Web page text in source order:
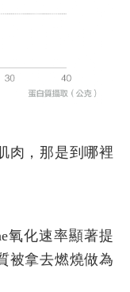
肉，那是到哪裡
氧化速率顯著提
被拿去燃燒做為